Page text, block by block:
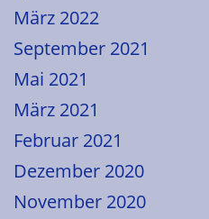
März 2022
September 2021
Mai 2021
März 2021
Februar 2021
Dezember 2020
November 2020